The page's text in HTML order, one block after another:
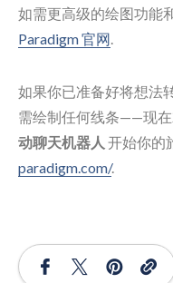
如需更高级的绘图功能
Paradigm 官网.
如果你已准备好将想法
需绘制任何线条——现
动聊天机器人 开始你的
paradigm.com/.